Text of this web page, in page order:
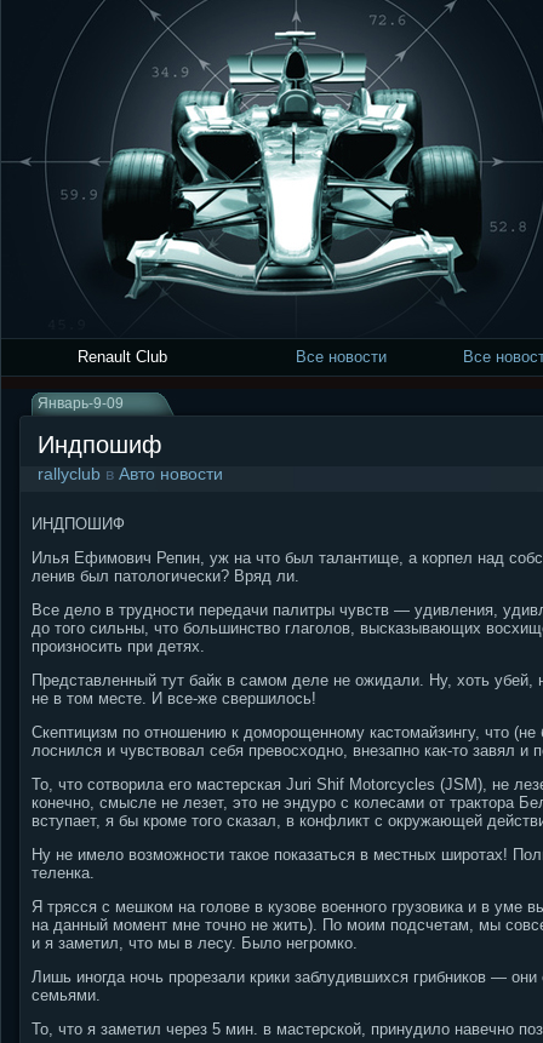
Renault Club Все новости Все
Январь-9-09
Индпошиф
rallyclub в Авто новости
ИНДПОШИФ
Илья Ефимович Репин, уж на что был талантище, а корпел над
ленив был патологически? Вряд ли.
Все дело в трудности передачи палитры чувств — удивления,
до того сильны, что большинство глаголов, высказывающих
произносить при детях.
Представленный тут байк в самом деле не ожидали. Ну, хоть убей,
не в том месте. И все-же свершилось!
Скептицизм по отношению к доморощенному кастомайзингу, что
лоснился и чувствовал себя превосходно, внезапно как-то завял и
То, что сотворила его мастерская Juri Shif Motorcycles (JSM), не
конечно, смысле не лезет, это не эндуро с колесами от трактора
вступает, я бы кроме того сказал, в конфликт с окружающей
Ну не имело возможности такое показаться в местных широтах!
теленка.
Я трясся с мешком на голове в кузове военного грузовика и в уме
на данный момент мне точно не жить). По моим подсчетам, мы
и я заметил, что мы в лесу. Было негромко.
Лишь иногда ночь прорезали крики заблудившихся грибников —
семьями.
То, что я заметил через 5 мин. в мастерской, принудило навечно